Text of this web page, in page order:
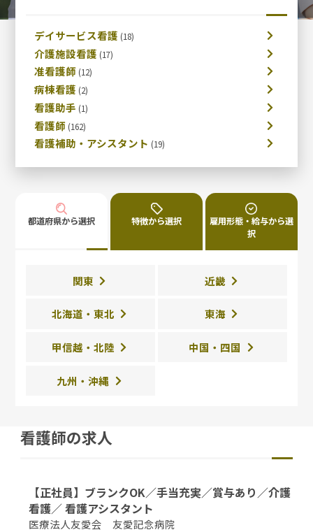
デイサービス看護
介護施設看護
准看護師
病棟看護
看護助手
看護師
看護補助・アシスタント
都道府県から選択
関東 近畿
北海道・東北 東海
甲信越・北陸 中国・四国
九州・沖縄
雇用形態・給与から選
択
特徴から選択
看護師の求人
【正社員】ブランクOK／手当充実／賞与あり／介護
看護／ 看護アシスタント
医療法人友愛会 友愛記念病院